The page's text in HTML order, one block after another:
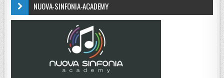
NUOVA-SINFONIA-ACADEMY